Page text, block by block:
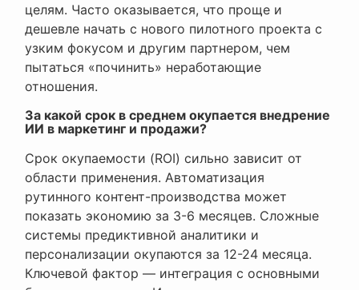
целям. Часто оказывается, что проще и
дешевле начать с нового пилотного проекта с
узким фокусом и другим партнером, чем
пытаться «починить» неработающие
отношения.
За какой срок в среднем окупается внедрение
ИИ в маркетинг и продажи?
Срок окупаемости (ROI) сильно зависит от
области применения. Автоматизация
рутинного контент-производства может
показать экономию за 3-6 месяцев. Сложные
системы предиктивной аналитики и
персонализации окупаются за 12-24 месяца.
Ключевой фактор — интеграция с основными